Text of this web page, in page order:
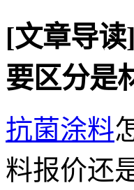
[文章导读]
要区分是
抗菌涂料
料报价还